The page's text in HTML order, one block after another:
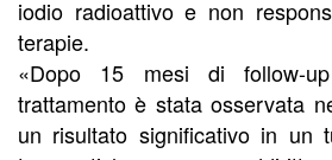
iodio radioattivo e non
terapie.
«Dopo 15 mesi di follow-
trattamento è stata osservata
un risultato significativo in un